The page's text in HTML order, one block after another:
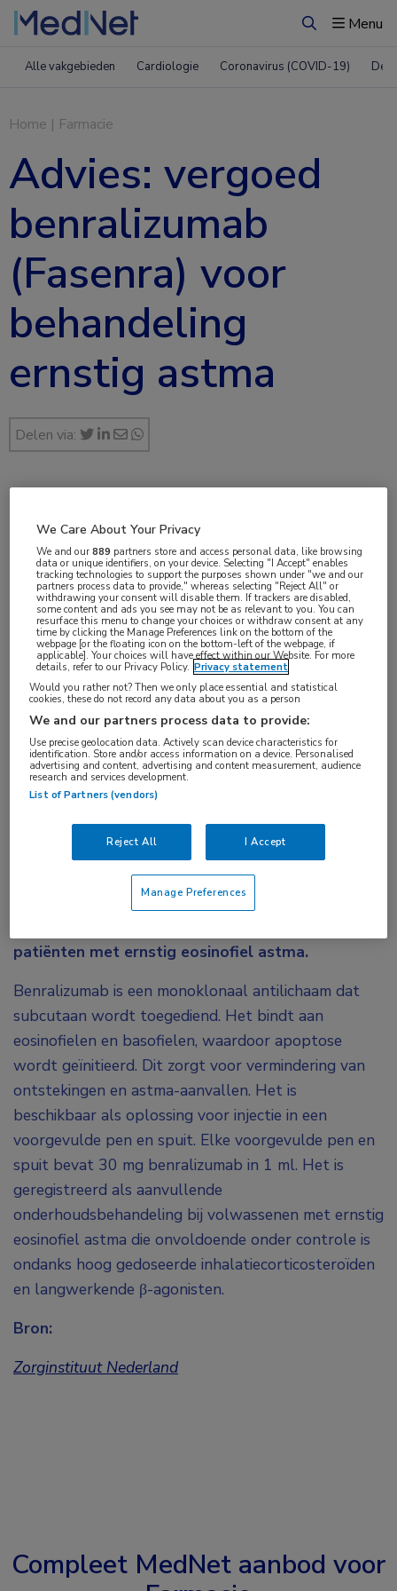
ZoekenMenu
Alle vakgebieden Cardiologie Coronavirus (COVID-19)
Home | Farmacie
Advies: vergoed
benralizumab
(Fasenra) voor
behandeling
ernstig astma
Delen via:
Zorginstituut Nederland heeft de minister voor
Medische Zorg geadviseerd om benralizumab
(Fasenra) te vergoeden uit het basispakket van
patiënten met ernstig eosinofiel astma.
Benralizumab is een monoklonaal antilichaam dat
subcutaan wordt toegediend. Het bindt aan
eosinofielen en basofielen, waardoor apoptose
wordt geïnitieerd. Dit zorgt voor vermindering van
ontstekingen en astma-aanvallen. Het is
beschikbaar als oplossing voor injectie in een
voorgevulde pen en spuit. Elke voorgevulde pen en
spuit bevat 30 mg benralizumab in 1 ml. Het is
geregistreerd als aanvullende
onderhoudsbehandeling bij volwassenen met ernstig
eosinofiel astma die onvoldoende onder controle is
ondanks hoog gedoseerde inhalatiecorticosteroïden
en langwerkende β-agonisten.
Bron:
Zorginstituut Nederland
1 min
jun 2024
Vakgebieden:
Farmacie,Longziekten
Aandachtsgebieden:
Tags:
benralizumab,eosinofiel astma
Compleet MedNet aanbod voor
We Care About Your Privacy
We and our889 partners store and access personal data, like browsing
data or unique identifiers, on your device. Selecting "I Accept" enables
tracking technologies to support the purposes shown under "we and our
partners process data to provide," whereas selecting "Reject All" or
withdrawing your consent will disable them. If trackers are disabled,
some content and ads you see may not be as relevant to you. You can
resurface this menu to change your choices or withdraw consent at any
time by clicking the Manage Preferences link on the bottom of the
webpage [or the floating icon on the bottom-left of the webpage, if
applicable]. Your choices will have effect within our Website. For more
details, refer to our Privacy Policy. Privacy statement
Would you rather not? Then we only place essential and statistical
cookies, these do not record any data about you as a person
We and our partners process data to provide:
Use precise geolocation data. Actively scan device characteristics for
identification. Store and/or access information on a device. Personalised
advertising and content, advertising and content measurement, audience
research and services development.
List of Partners (vendors)
Reject All I Accept
Manage Preferences